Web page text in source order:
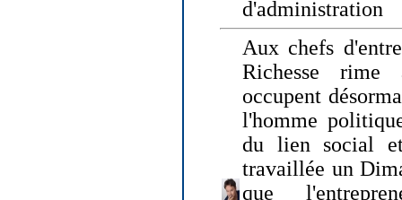
d'administration
Aux chefs
Richesse rime
occupent
l'homme
du lien social
travaillée un
que